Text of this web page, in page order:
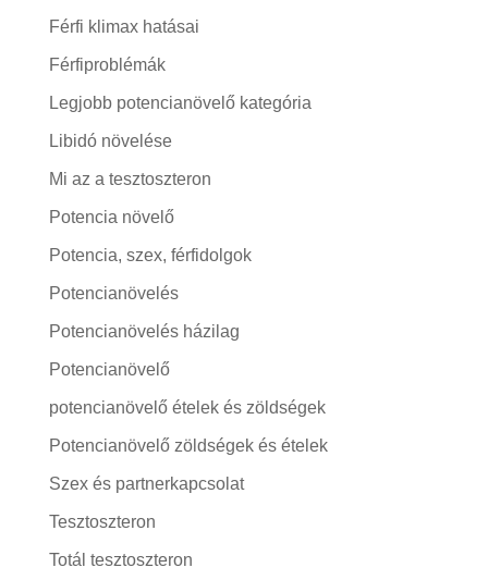
Férfi klimax hatásai
Férfiproblémák
Legjobb potencianövelő kategória
Libidó növelése
Mi az a tesztoszteron
Potencia növelő
Potencia, szex, férfidolgok
Potencianövelés
Potencianövelés házilag
Potencianövelő
potencianövelő ételek és zöldségek
Potencianövelő zöldségek és ételek
Szex és partnerkapcsolat
Tesztoszteron
Totál tesztoszteron